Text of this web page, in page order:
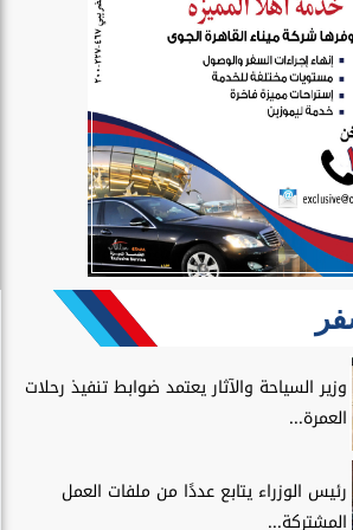
وزير السياحة والآثار يعتمد ضوابط تنفيذ رحلات
العمرة...
رئيس الوزراء يتابع عددًا من ملفات العمل
المشتركة...